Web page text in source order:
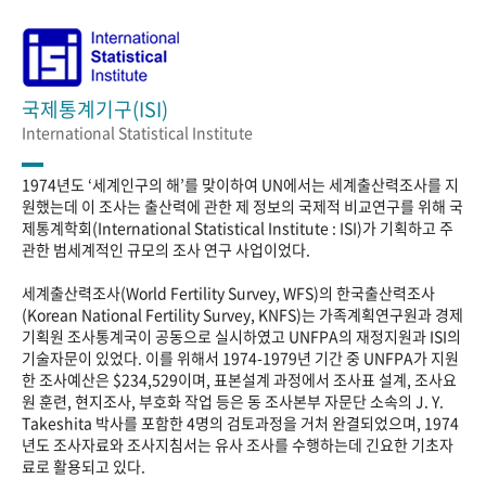
국제통계기구(ISI)
International Statistical Institute
1974년도 ‘세계인구의 해’를 맞이하여 UN에서는 세계출산력조사를 지
원했는데 이 조사는 출산력에 관한 제 정보의 국제적 비교연구를 위해 국
제통계학회(International Statistical Institute : ISI)가 기획하고 주
관한 범세계적인 규모의 조사 연구 사업이었다.
세계출산력조사(World Fertility Survey, WFS)의 한국출산력조사
(Korean National Fertility Survey, KNFS)는 가족계획연구원과 경제
기획원 조사통계국이 공동으로 실시하였고 UNFPA의 재정지원과 ISI의
기술자문이 있었다. 이를 위해서 1974-1979년 기간 중 UNFPA가 지원
한 조사예산은 $234,529이며, 표본설계 과정에서 조사표 설계, 조사요
원 훈련, 현지조사, 부호화 작업 등은 동 조사본부 자문단 소속의 J. Y.
Takeshita 박사를 포함한 4명의 검토과정을 거처 완결되었으며, 1974
년도 조사자료와 조사지침서는 유사 조사를 수행하는데 긴요한 기초자
료로 활용되고 있다.